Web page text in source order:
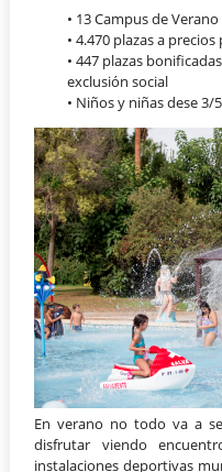
• 13 Campus de Verano
• 4.470 plazas a
• 447 plazas
exclusión social
• Niños y niñas dese 3/
En verano no todo va a
disfrutar viendo
instalaciones deportivas